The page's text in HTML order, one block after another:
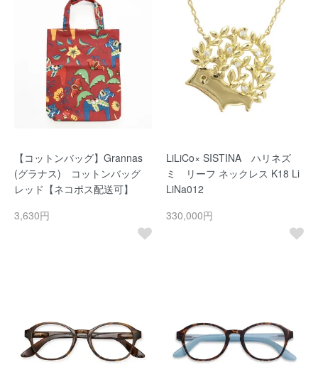
【コットンバッグ】Grannas
(グラナス) コットンバッグ
レッド【ネコポス配送可】
3,630円
LiLiCo× SISTINA ハリネズ
ミ リーフ ネックレス K18 Li
LiNa012
330,000円